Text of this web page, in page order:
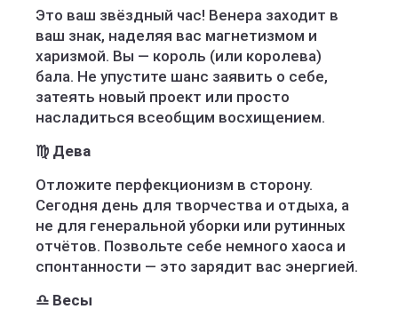
Это ваш звёздный час! Венера заходит в
ваш знак, наделяя вас магнетизмом и
харизмой. Вы — король (или королева)
бала. Не упустите шанс заявить о себе,
затеять новый проект или просто
насладиться всеобщим восхищением.
♍ Дева
Отложите перфекционизм в сторону.
Сегодня день для творчества и отдыха, а
не для генеральной уборки или рутинных
отчётов. Позвольте себе немного хаоса и
спонтанности — это зарядит вас энергией.
♎ Весы